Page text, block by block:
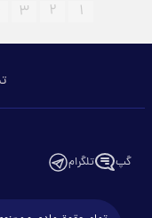
۱ ۲ ۳
گپ تلگرام